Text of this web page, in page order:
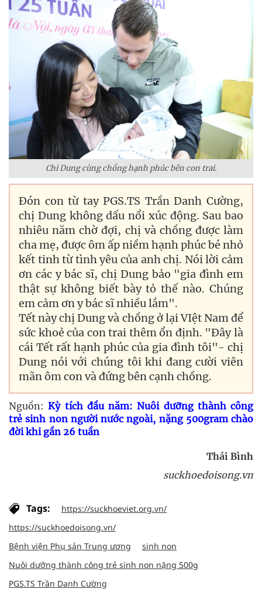
Chi Dung cùng chồng hạnh phúc bên con trai.
Đón con từ tay PGS.TS Trần Danh Cường,
chị Dung không dấu nổi xúc động. Sau bao
nhiêu năm chờ đợi, chị và chồng được làm
cha mẹ, được ôm ấp niềm hạnh phúc bé nhỏ
kết tinh từ tình yêu của anh chị. Nói lời cảm
ơn các y bác sĩ, chị Dung bảo "gia đình em
thật sự không biết bày tỏ thế nào. Chúng
em cảm ơn y bác sĩ nhiều lắm".
Tết này chị Dung và chồng ở lại VIệt Nam để
sức khoẻ của con trai thêm ổn định. "Đây là
cái Tết rất hạnh phúc của gia đình tôi"- chị
Dung nói với chúng tôi khi đang cười viên
mãn ôm con và đứng bên cạnh chồng.
Nguồn:Kỳ tích đầu năm: Nuôi dưỡng thành công
trẻ sinh non người nước ngoài, nặng 500gram chào
đời khi gần 26 tuần
Thái Bình
suckhoedoisong.vn
Tags:
https://suckhoeviet.org.vn/
https://suckhoedoisong.vn/
Bệnh viện Phụ sản Trung ương
sinh non
Nuôi dưỡng thành công trẻ sinh non nặng 500g
PGS.TS Trần Danh Cường